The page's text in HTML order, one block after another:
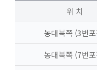
위 치
농대북쪽 (3번
농대북쪽 (7번